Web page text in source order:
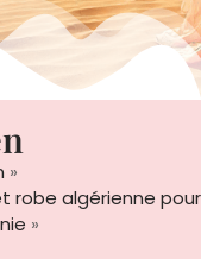
robe algérienne pour